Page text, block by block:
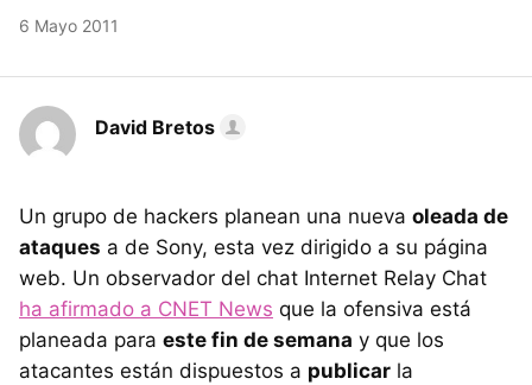
6 Mayo 2011
David Bretos
Un grupo de hackers planean una nueva oleada de
ataques a de Sony, esta vez dirigido a su página
web. Un observador del chat Internet Relay Chat
ha afirmado a CNET News que la ofensiva está
planeada para este fin de semana y que los
atacantes están dispuestos a publicar la